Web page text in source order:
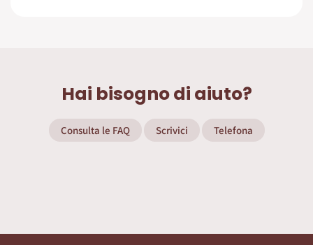
Hai bisogno di aiuto?
Consulta le FAQ Scrivici Telefona